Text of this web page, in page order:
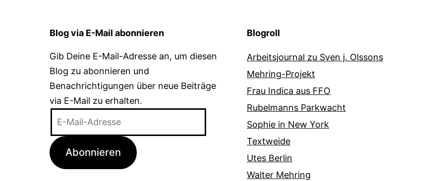
Blog via E-Mail abonnieren
Gib Deine E-Mail-Adresse an, um diesen
Blog zu abonnieren und
Benachrichtigungen über neue Beiträge
via E-Mail zu erhalten.
Adresse
Abonnieren
Blogroll
Arbeitsjournal zu Sven j. Olssons
Mehring-Projekt
Frau Indica aus FFO
Rubelmanns Parkwacht
Sophie in New York
Textweide
Utes Berlin
Walter Mehring